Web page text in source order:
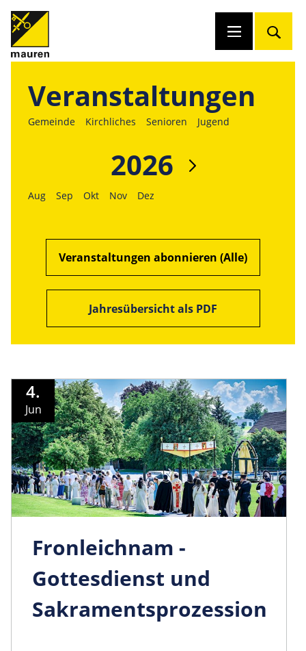
Veranstaltungen
Gemeinde Kirchliches Senioren Jugend
2026
Aug Sep Okt Nov Dez
Veranstaltungen abonnieren (Alle)
Jahresübersicht als PDF
4.
Jun
Fronleichnam -
Gottesdienst und
Sakramentsprozession